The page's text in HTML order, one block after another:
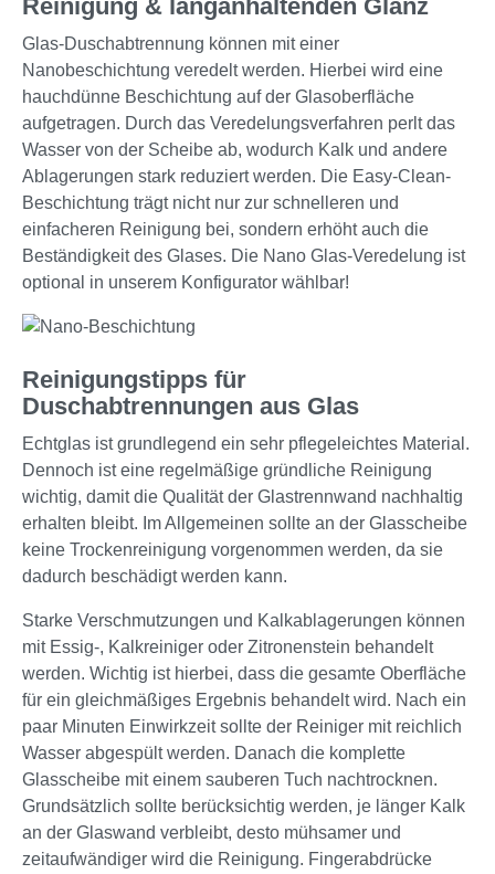
Reinigung & langanhaltenden Glanz
Glas-Duschabtrennung können mit einer
Nanobeschichtung veredelt werden. Hierbei wird eine
hauchdünne Beschichtung auf der Glasoberfläche
aufgetragen. Durch das Veredelungsverfahren perlt das
Wasser von der Scheibe ab, wodurch Kalk und andere
Ablagerungen stark reduziert werden. Die Easy-Clean-
Beschichtung trägt nicht nur zur schnelleren und
einfacheren Reinigung bei, sondern erhöht auch die
Beständigkeit des Glases. Die Nano Glas-Veredelung ist
optional in unserem Konfigurator wählbar!
Reinigungstipps für
Duschabtrennungen aus Glas
Echtglas ist grundlegend ein sehr pflegeleichtes Material.
Dennoch ist eine regelmäßige gründliche Reinigung
wichtig, damit die Qualität der Glastrennwand nachhaltig
erhalten bleibt. Im Allgemeinen sollte an der Glasscheibe
keine Trockenreinigung vorgenommen werden, da sie
dadurch beschädigt werden kann.
Starke Verschmutzungen und Kalkablagerungen können
mit Essig-, Kalkreiniger oder Zitronenstein behandelt
werden. Wichtig ist hierbei, dass die gesamte Oberfläche
für ein gleichmäßiges Ergebnis behandelt wird. Nach ein
paar Minuten Einwirkzeit sollte der Reiniger mit reichlich
Wasser abgespült werden. Danach die komplette
Glasscheibe mit einem sauberen Tuch nachtrocknen.
Grundsätzlich sollte berücksichtig werden, je länger Kalk
an der Glaswand verbleibt, desto mühsamer und
zeitaufwändiger wird die Reinigung. Fingerabdrücke